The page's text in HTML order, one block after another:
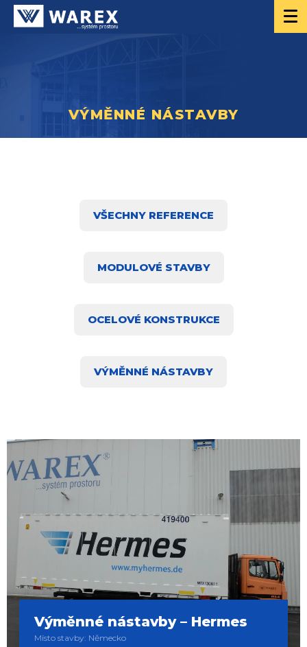
VÝMĚNNÉ NÁSTAVBY
VŠECHNY REFERENCE
MODULOVÉ STAVBY
OCELOVÉ KONSTRUKCE
VÝMĚNNÉ NÁSTAVBY
Výměnné nástavby – Hermes
Místo stavby: Německo